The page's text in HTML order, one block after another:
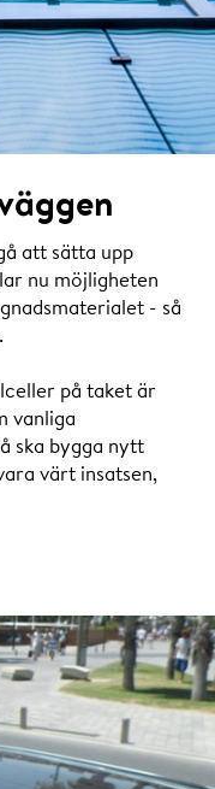
att sätta upp
nu möjligheten
- så
på taket är
vanliga
ska bygga nytt
värt insatsen,